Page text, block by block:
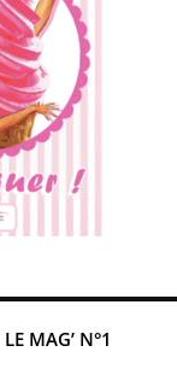
MAG’ N°1